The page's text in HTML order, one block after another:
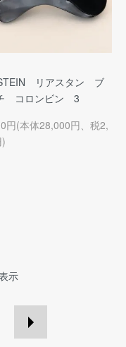
リアスタン ブ
コロンビン 3
円(本体28,000円、税2,
示